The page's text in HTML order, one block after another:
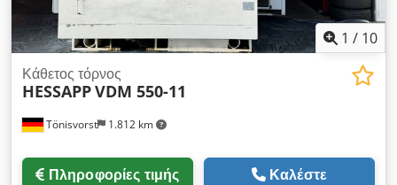
1 / 10
Tönisvorst 1.812 km
Κάθετος τόρνος
HESSAPPVDM 550-11
Πληροφορίες τιμής Καλέστε